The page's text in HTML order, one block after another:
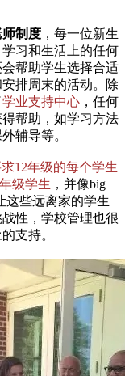
制度 ，每一位新生
习和生活上的任何
帮助学生选择合适
排周末的活动。除
学业支持中心 ，任何
帮助，如学习方法
辅导等。
12年级的每个学生
级学生 ，并像big
这些远离家的学生
性，学校管理也很
支持。